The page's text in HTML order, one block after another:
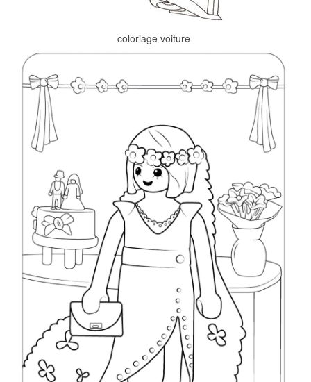
coloriage voiture